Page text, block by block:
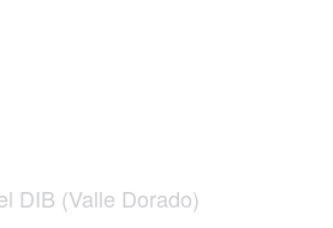
DIB (Valle Dorado)